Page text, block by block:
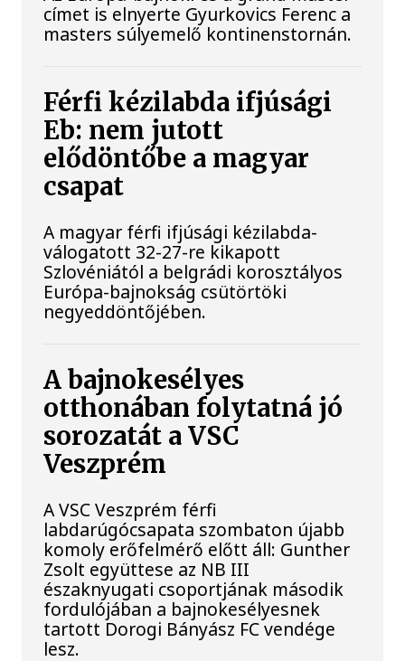
címet is elnyerte Gyurkovics Ferenc a
masters súlyemelő kontinenstornán.
Férfi kézilabda ifjúsági
Eb: nem jutott
elődöntőbe a magyar
csapat
A magyar férfi ifjúsági kézilabda-
válogatott 32-27-re kikapott
Szlovéniától a belgrádi korosztályos
Európa-bajnokság csütörtöki
negyeddöntőjében.
A bajnokesélyes
otthonában folytatná jó
sorozatát a VSC
Veszprém
A VSC Veszprém férfi
labdarúgócsapata szombaton újabb
komoly erőfelmérő előtt áll: Gunther
Zsolt együttese az NB III
északnyugati csoportjának második
fordulójában a bajnokesélyesnek
tartott Dorogi Bányász FC vendége
lesz.